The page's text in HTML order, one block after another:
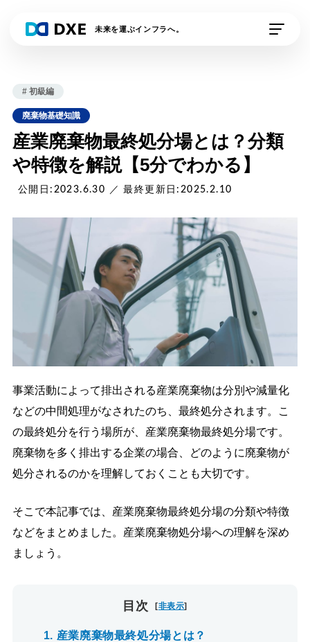
未来を運ぶインフラへ。
DXE Station 収運業
者
処分業者
DXEドライバー DXE排出事業者
資料請求 デモの申し込み
導入の流れ 料金プラン
導入事例 コラム
お役立ち資料 よくあるご質問
お問い合わせ
ご導入がお済みの方
# 初級編
廃棄物基礎知識
産業廃棄物最終処分場とは？分類
や特徴を解説【5分でわかる】
公開日:2023.6.30 ／ 最終更新日:2025.2.10
事業活動によって排出される産業廃棄物は分別や減量化
などの中間処理がなされたのち、最終処分されます。こ
の最終処分を行う場所が、産業廃棄物最終処分場です。
廃棄物を多く排出する企業の場合、どのように廃棄物が
処分されるのかを理解しておくことも大切です。
そこで本記事では、産業廃棄物最終処分場の分類や特徴
などをまとめました。産業廃棄物処分場への理解を深め
ましょう。
目次 [非表示]
1. 産業廃棄物最終処分場とは？